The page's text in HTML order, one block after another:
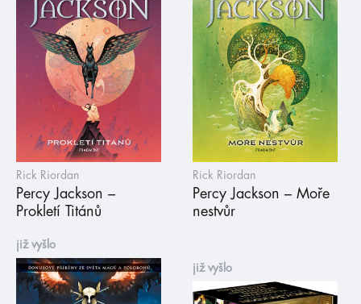
Rick Riordan
Percy Jackson –
Prokletí Titánů
Rick Riordan
Percy Jackson – Moře
nestvůr
již vyšlo
již vyšlo